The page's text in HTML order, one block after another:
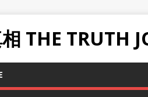
THE TRUTH